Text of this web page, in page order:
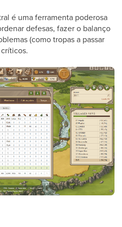
é uma ferramenta poderosa
defesas, fazer o balanço
(como tropas a passar